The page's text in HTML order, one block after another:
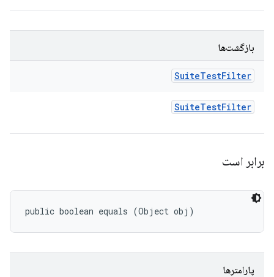
بازگشت‌ها
SuiteTestFilter
SuiteTestFilter
برابر است
public boolean equals (Object obj)
پارامترها